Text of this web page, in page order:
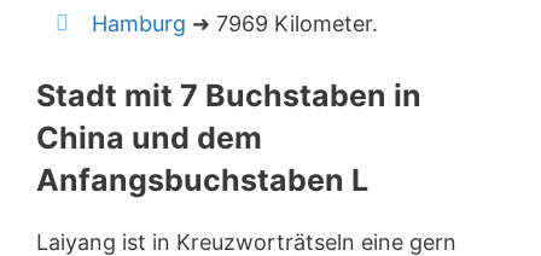
Hamburg ➜ 7969 Kilometer.
Stadt mit 7 Buchstaben in
China und dem
Anfangsbuchstaben L
Laiyang ist in Kreuzworträtseln eine gern